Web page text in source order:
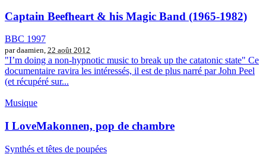
Captain Beefheart & his Magic Band (1965-1982)
BBC 1997
par daamien, 22 août 2012
"I’m doing a non-hypnotic music to break up the catatonic state" Ce
documentaire ravira les intéressés, il est de plus narré par John Peel
(et récupéré sur...
Musique
I LoveMakonnen, pop de chambre
Synthés et têtes de poupées